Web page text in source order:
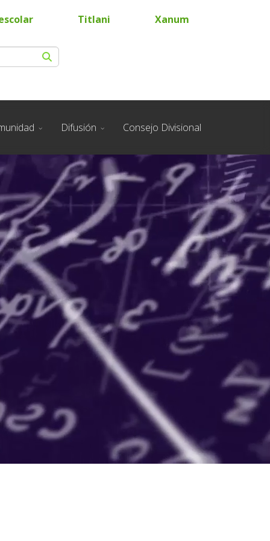
Titlani Xanum
Difusión Consejo Divisional